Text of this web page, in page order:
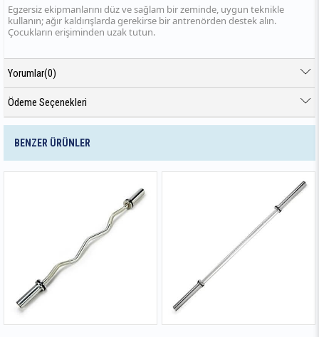
Egzersiz ekipmanlarını düz ve sağlam bir zeminde, uygun teknikle
kullanın; ağır kaldırışlarda gerekirse bir antrenörden destek alın.
Çocukların erişiminden uzak tutun.
Yorumlar(0)
Ödeme Seçenekleri
BENZER ÜRÜNLER